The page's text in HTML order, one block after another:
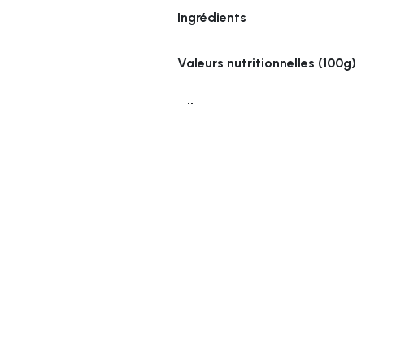
Ingrédients
Valeurs nutritionnelles (100g)
Allergènes